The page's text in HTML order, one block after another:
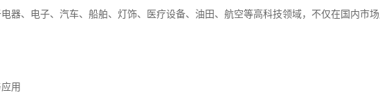
器、电子、汽车、船舶、灯饰、医疗设备、油田、航空等高科技领域，不仅在国内市
用